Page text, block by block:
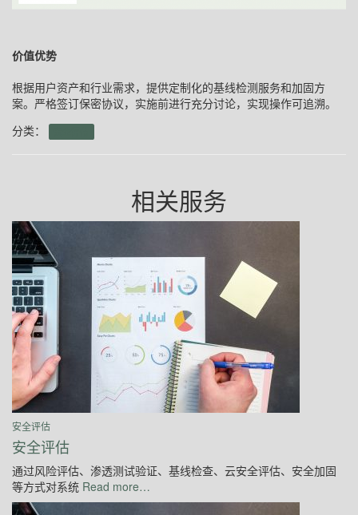
价值优势
根据用户资产和行业需求，提供定制化的基线检测服务和加固方
案。严格签订保密协议，实施前进行充分讨论，实现操作可追溯。
分类：
相关服务
安全评估
安全评估
通过风险评估、渗透测试验证、基线检查、云安全评估、安全加固
等方式对系统 Read more…